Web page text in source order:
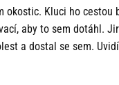
okostic. Kluci ho cestou
aby to sem dotáhl.
a dostal se sem.